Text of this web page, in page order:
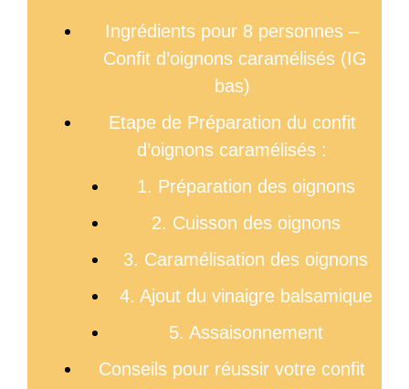
Ingrédients pour 8 personnes –
Confit d’oignons caramélisés (IG
bas)
Etape de Préparation du confit
d’oignons caramélisés :
1. Préparation des oignons
2. Cuisson des oignons
3. Caramélisation des oignons
4. Ajout du vinaigre balsamique
5. Assaisonnement
Conseils pour réussir votre confit